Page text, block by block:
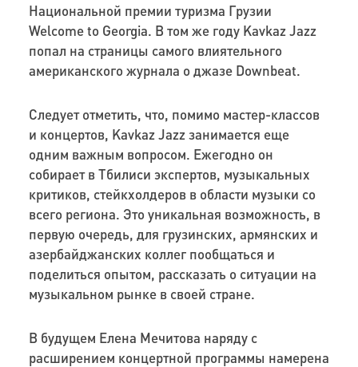
Национальной премии туризма Грузии
Welcome to Georgia. В том же году Kavkaz Jazz
попал на страницы самого влиятельного
американского журнала о джазе Downbeat.
Следует отметить, что, помимо мастер-классов
и концертов, Kavkaz Jazz занимается еще
одним важным вопросом. Ежегодно он
собирает в Тбилиси экспертов, музыкальных
критиков, стейкхолдеров в области музыки со
всего региона. Это уникальная возможность, в
первую очередь, для грузинских, армянских и
азербайджанских коллег пообщаться и
поделиться опытом, рассказать о ситуации на
музыкальном рынке в своей стране.
В будущем Елена Мечитова наряду с
расширением концертной программы намерена